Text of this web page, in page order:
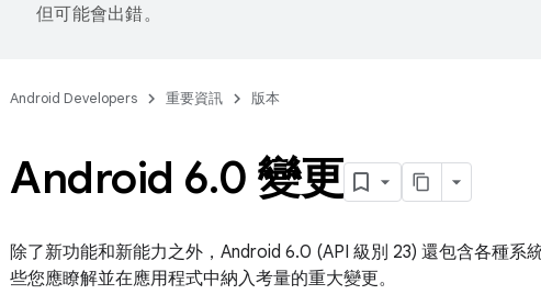
但可能會出錯。
Android Developers 重要資訊 版本
Android 6.0 變更
除了新功能和新能力之外，Android 6.0 (API 級別 23) 還包含各種系
些您應瞭解並在應用程式中納入考量的重大變更。